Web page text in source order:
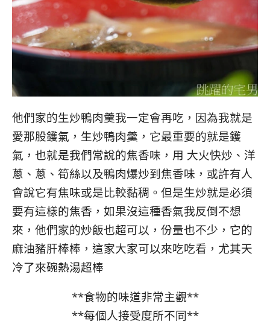
他們家的生炒鴨肉羹我一定會再吃，因為我就是
愛那股鑊氣，生炒鴨肉羹，它最重要的就是鑊
氣，也就是我們常說的焦香味，用 大火快炒、洋
蔥、蔥、筍絲以及鴨肉爆炒到焦香味，或許有人
會說它有焦味或是比較黏稠。但是生炒就是必須
要有這樣的焦香，如果沒這種香氣我反倒不想
來，他們家的炒飯也超可以，份量也不少，它的
麻油豬肝棒棒，這家大家可以來吃吃看，尤其天
冷了來碗熱湯超棒
**食物的味道非常主觀**
**每個人接受度所不同**